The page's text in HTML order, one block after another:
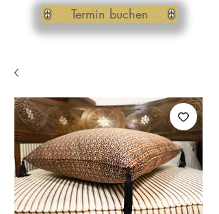
Termin buchen